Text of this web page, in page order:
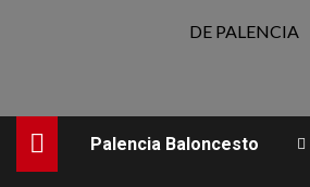
DE PALENCIA
Palencia Baloncesto